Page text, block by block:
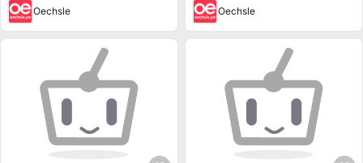
Oechsle Oechsle